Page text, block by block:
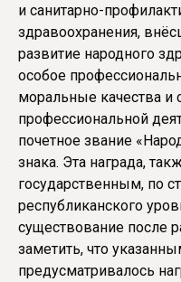
и санитарно-
здравоохранения,
развитие народного
особое
моральные качества и
профессиональной
почетное звание
знака. Эта награда,
государственным, по
республиканского
существование после
заметить, что
предусматривалось